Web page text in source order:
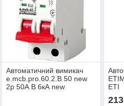
Автоматичний вимикач
e.mcb.pro.60.2.B 50 new
2р 50А В 6кА new
ETI